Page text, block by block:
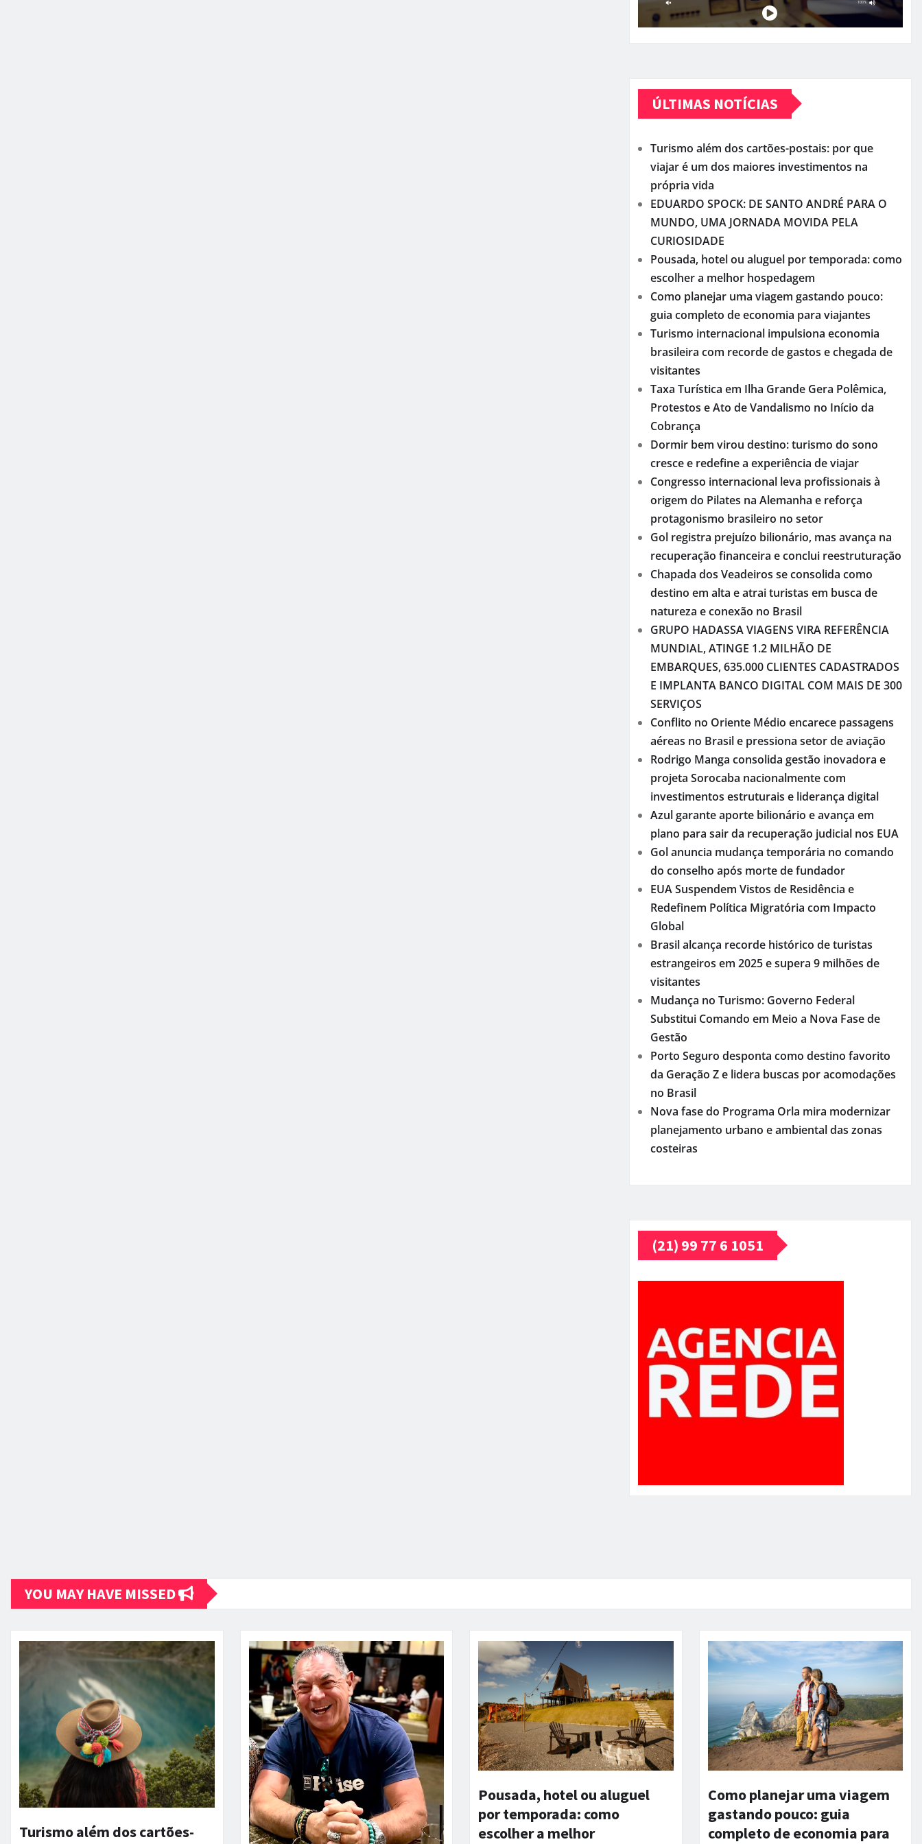
ÚLTIMAS NOTÍCIAS
Turismo além dos cartões-postais: por que
viajar é um dos maiores investimentos na
própria vida
EDUARDO SPOCK: DE SANTO ANDRÉ PARA O
MUNDO, UMA JORNADA MOVIDA PELA
CURIOSIDADE
Pousada, hotel ou aluguel por temporada: como
escolher a melhor hospedagem
Como planejar uma viagem gastando pouco:
guia completo de economia para viajantes
Turismo internacional impulsiona economia
brasileira com recorde de gastos e chegada de
visitantes
Taxa Turística em Ilha Grande Gera Polêmica,
Protestos e Ato de Vandalismo no Início da
Cobrança
Dormir bem virou destino: turismo do sono
cresce e redefine a experiência de viajar
Congresso internacional leva profissionais à
origem do Pilates na Alemanha e reforça
protagonismo brasileiro no setor
Gol registra prejuízo bilionário, mas avança na
recuperação financeira e conclui reestruturação
Chapada dos Veadeiros se consolida como
destino em alta e atrai turistas em busca de
natureza e conexão no Brasil
GRUPO HADASSA VIAGENS VIRA REFERÊNCIA
MUNDIAL, ATINGE 1.2 MILHÃO DE
EMBARQUES, 635.000 CLIENTES CADASTRADOS
E IMPLANTA BANCO DIGITAL COM MAIS DE 300
SERVIÇOS
Conflito no Oriente Médio encarece passagens
aéreas no Brasil e pressiona setor de aviação
Rodrigo Manga consolida gestão inovadora e
projeta Sorocaba nacionalmente com
investimentos estruturais e liderança digital
Azul garante aporte bilionário e avança em
plano para sair da recuperação judicial nos EUA
Gol anuncia mudança temporária no comando
do conselho após morte de fundador
EUA Suspendem Vistos de Residência e
Redefinem Política Migratória com Impacto
Global
Brasil alcança recorde histórico de turistas
estrangeiros em 2025 e supera 9 milhões de
visitantes
Mudança no Turismo: Governo Federal
Substitui Comando em Meio a Nova Fase de
Gestão
Porto Seguro desponta como destino favorito
da Geração Z e lidera buscas por acomodações
no Brasil
Nova fase do Programa Orla mira modernizar
planejamento urbano e ambiental das zonas
costeiras
(21) 99 77 6 1051
YOU MAY HAVE MISSED
Turismo além dos cartões-
Pousada, hotel ou aluguel
por temporada: como
escolher a melhor
Como planejar uma viagem
gastando pouco: guia
completo de economia para